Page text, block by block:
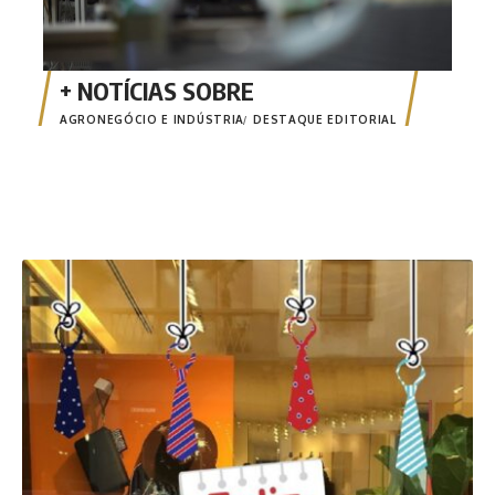
AGRONEGÓCIO E INDÚSTRIA DESTAQUE EDITORIAL